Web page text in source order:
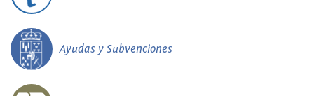
Ayudas y Subvenciones